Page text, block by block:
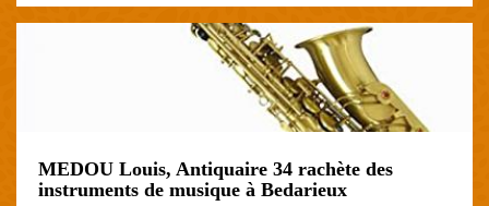
MEDOU Louis, Antiquaire 34 rachète des
instruments de musique à Bedarieux